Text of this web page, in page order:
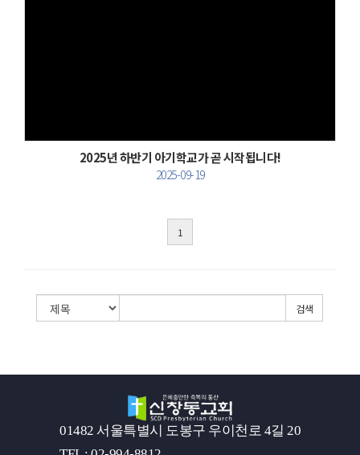
2025년 하반기 아기학교가 곧 시작됩니다!
2025-09-19
1
검색
01482 서울특별시 도봉구 우이천로 4길 20